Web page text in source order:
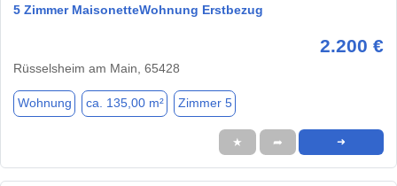
5 Zimmer MaisonetteWohnung Erstbezug
2.200 €
Rüsselsheim am Main, 65428
Wohnung ca. 135,00 m² Zimmer 5
★ ➦ ➜